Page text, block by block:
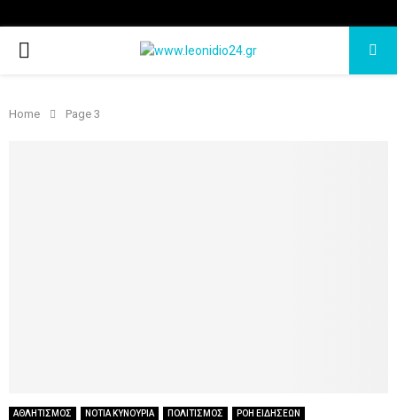
PRIMARY
Home Page 3
ΑΘΛΗΤΙΣΜΟΣ ΝΟΤΙΑ ΚΥΝΟΥΡΙΑ ΠΟΛΙΤΙΣΜΟΣ ΡΟΗ ΕΙΔΗΣΕΩΝ